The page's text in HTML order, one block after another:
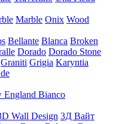
Marble Onix Wood
Bellante Blanca Broken
Dorado Dorado Stone
Graniti Grigia Karyntia
England Bianco
Wall Design 3Д Вайт